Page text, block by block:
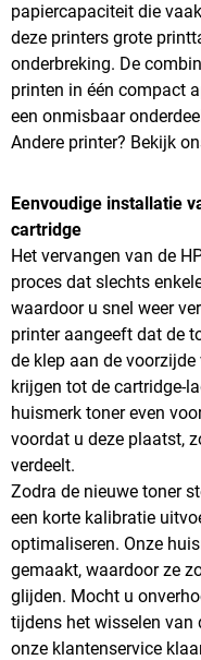
papiercapaciteit die
deze printers grote
onderbreking. De
printen in één compact
een onmisbaar
Andere printer? Bekijk
Eenvoudige installatie
cartridge
Het vervangen van de
proces dat slechts
waardoor u snel weer
printer aangeeft dat de
de klep aan de
krijgen tot de cartridge-
huismerk toner even
voordat u deze plaatst,
verdeelt.
Zodra de nieuwe toner
een korte kalibratie
optimaliseren. Onze
gemaakt, waardoor ze
glijden. Mocht u
tijdens het wisselen van
onze klantenservice